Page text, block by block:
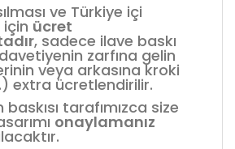
ve Türkiye içi
ücret
, sadece ilave baskı
zarfına gelin
veya arkasına kroki
extra ücretlendirilir.
tarafımızca size
onaylamanız